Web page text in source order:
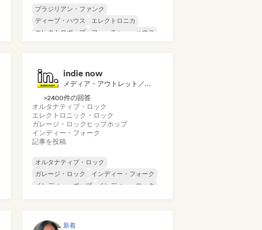
ブラジリアン・ファンク
ディープ・ハウス
エレクトロニカ
エレクトロポップ
フューチャー・ハウス
indie now
メディア・アウトレット／ジャーナリスト
>2400件の回答
オルタナティブ・ロック
エレクトロニック・ロック
ガレージ・ロック ヒップホップ
インディー・フォーク
記事を投稿
オルタナティブ・ロック
ガレージ・ロック
インディー・フォーク
インディー・ポップ
インディー・ロック
新着